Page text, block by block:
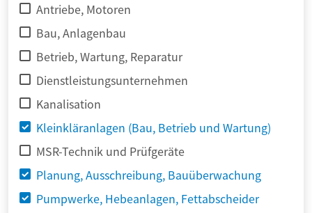
Antriebe, Motoren
Bau, Anlagenbau
Betrieb, Wartung, Reparatur
Dienstleistungsunternehmen
Kanalisation
Kleinkläranlagen (Bau, Betrieb und Wartung)
MSR-Technik und Prüfgeräte
Planung, Ausschreibung, Bauüberwachung
Pumpwerke, Hebeanlagen, Fettabscheider